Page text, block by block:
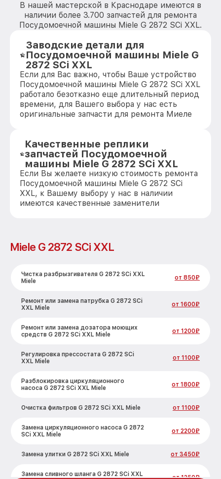
В нашей мастерской в Краснодаре имеются в
наличии более 3.700 запчастей для ремонта
Посудомоечной машины Miele G 2872 SCi XXL.
Заводские детали для
Посудомоечной машины Miele G
2872 SCi XXL
Если для Вас важно, чтобы Ваше устройство
Посудомоечной машины Miele G 2872 SCi XXL
работало безотказно еще длительный период
времени, для Вашего выбора у нас есть
оригинальные запчасти для ремонта Миеле
Качественные реплики
запчастей Посудомоечной
машины Miele G 2872 SCi XXL
Если Вы желаете низкую стоимость ремонта
Посудомоечной машины Miele G 2872 SCi
XXL, к Вашему выбору у нас в наличии
имеются качественные заменители
Miele G 2872 SCi XXL
Чистка разбрызгивателя G 2872 SCi XXL
Miele
от 850₽
Ремонт или замена патрубка G 2872 SCi
XXL Miele
от 1600₽
Ремонт или замена дозатора моющих
средств G 2872 SCi XXL Miele
от 1200₽
Регулировка прессостата G 2872 SCi
XXL Miele
от 1100₽
Разблокировка циркуляционного
насоса G 2872 SCi XXL Miele
от 1800₽
Очистка фильтров G 2872 SCi XXL Miele от 1100₽
Замена циркуляционного насоса G 2872
SCi XXL Miele
от 2200₽
Замена улитки G 2872 SCi XXL Miele от 3450₽
Замена сливного шланга G 2872 SCi XXL
от 1250₽